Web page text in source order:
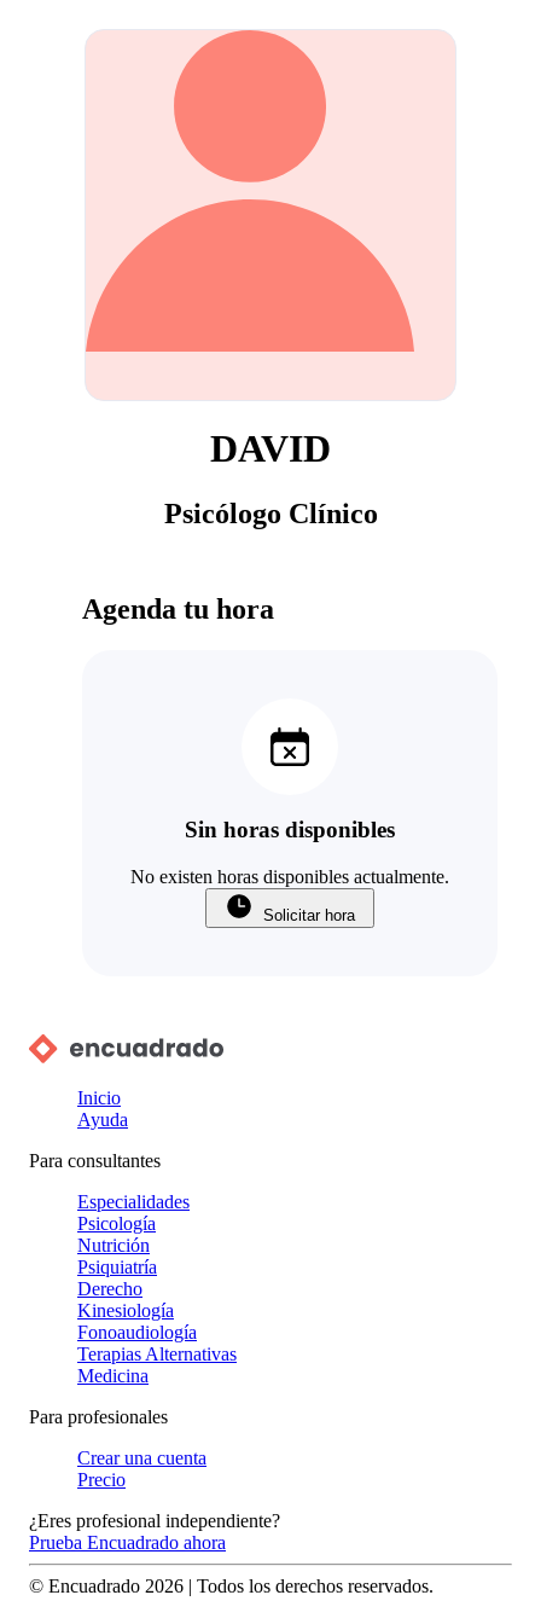
DAVID
Psicólogo Clínico
Agenda tu hora
Sin horas disponibles
No existen horas disponibles actualmente.
Solicitar hora
Inicio
Ayuda
Para consultantes
Especialidades
Psicología
Nutrición
Psiquiatría
Derecho
Kinesiología
Fonoaudiología
Terapias Alternativas
Medicina
Para profesionales
Crear una cuenta
Precio
¿Eres profesional independiente?
Prueba Encuadrado ahora
© Encuadrado 2026 | Todos los derechos reservados.